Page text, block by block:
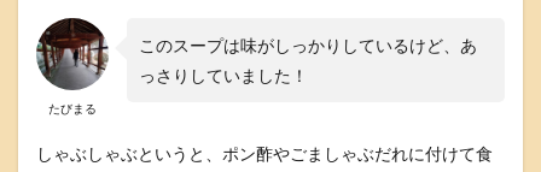
ふ
る
さ
と
納
を
たびまる
このスープは味がしっかりしているけど、あ
っさりしていました！
しゃぶしゃぶというと、ポン酢やごましゃぶだれに付けて食